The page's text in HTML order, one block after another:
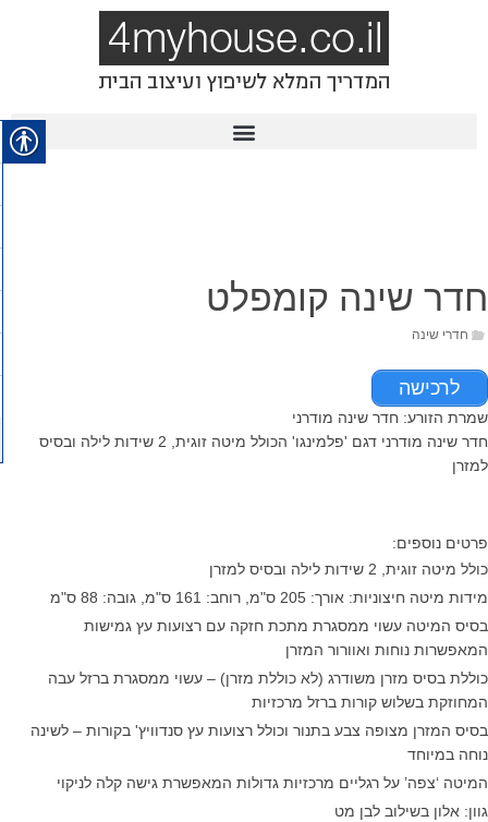
חדר שינה קומפלט
חדרי שינה
לרכישה
שמרת הזורע: חדר שינה מודרני
חדר שינה מודרני דגם 'פלמינגו' הכולל מיטה זוגית, 2 שידות לילה ובסיס
למזרן
פרטים נוספים:
כולל מיטה זוגית, 2 שידות לילה ובסיס למזרן
מידות מיטה חיצוניות: אורך: 205 ס"מ, רוחב: 161 ס"מ, גובה: 88 ס"מ
בסיס המיטה עשוי ממסגרת מתכת חזקה עם רצועות עץ גמישות
המאפשרות נוחות ואוורור המזרן
כוללת בסיס מזרן משודרג (לא כוללת מזרן) – עשוי ממסגרת ברזל עבה
המחוזקת בשלוש קורות ברזל מרכזיות
בסיס המזרן מצופה צבע בתנור וכולל רצועות עץ סנדוויץ' בקורות – לשינה
נוחה במיוחד
המיטה ‘צפה’ על רגליים מרכזיות גדולות המאפשרת גישה קלה לניקוי
גוון: אלון בשילוב לבן מט